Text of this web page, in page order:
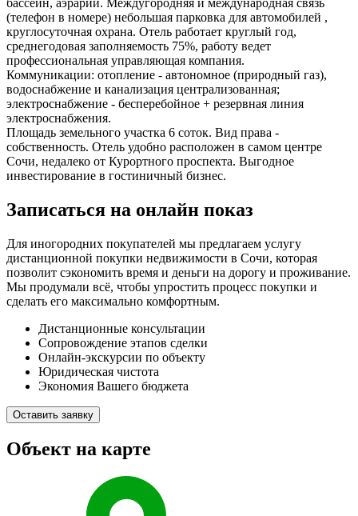
(телефон в номере) небольшая парковка для автомобилей ,
круглосуточная охрана. Отель работает круглый год,
среднегодовая заполняемость 75%, работу ведет
профессиональная управляющая компания.
Коммуникации: отопление - автономное (природный газ),
водоснабжение и канализация централизованная;
электроснабжение - бесперебойное + резервная линия
электроснабжения.
Площадь земельного участка 6 соток. Вид права -
собственность. Отель удобно расположен в самом центре
Сочи, недалеко от Курортного проспекта. Выгодное
инвестирование в гостиничный бизнес.
Записаться на онлайн показ
Для иногородних покупателей мы предлагаем услугу
дистанционной покупки недвижимости в Сочи, которая
позволит сэкономить время и деньги на дорогу и проживание.
Мы продумали всё, чтобы упростить процесс покупки и
сделать его максимально комфортным.
Дистанционные консультации
Сопровождение этапов сделки
Онлайн-экскурсии по объекту
Юридическая чистота
Экономия Вашего бюджета
Оставить заявку
Объект на карте